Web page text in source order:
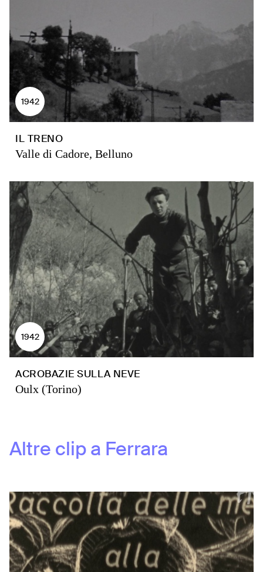
1942
IL TRENO
Valle di Cadore, Belluno
1942
ACROBAZIE SULLA NEVE
Oulx (Torino)
Altre clip a Ferrara